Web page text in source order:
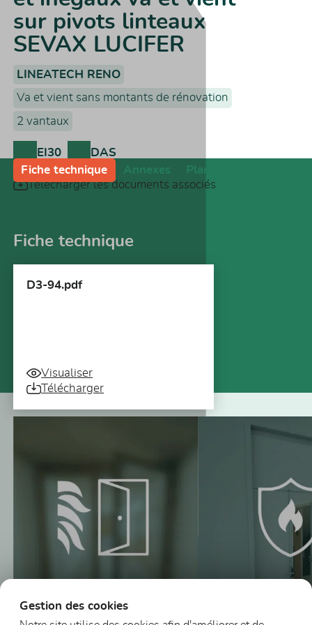
sur pivots linteaux
SEVAX LUCIFER
LINEATECH RENO
Va et vient sans montants de rénovation
2 vantaux
EI30 DAS
Télécharger les documents associés
Fiche technique Annexes Plans
Fiche technique
D3-94.pdf
Visualiser
Télécharger
Gestion des cookies